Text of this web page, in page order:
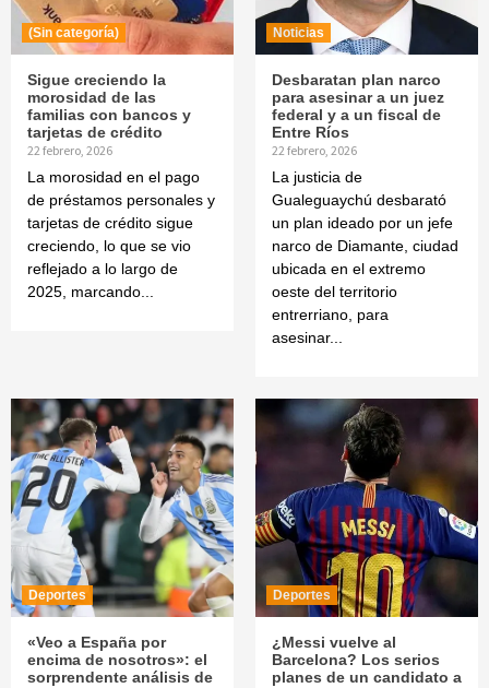
(Sin categoría)
Sigue creciendo la
morosidad de las
familias con bancos y
tarjetas de crédito
22 febrero, 2026
La morosidad en el pago
de préstamos personales y
tarjetas de crédito sigue
creciendo, lo que se vio
reflejado a lo largo de
2025, marcando...
Noticias
Desbaratan plan narco
para asesinar a un juez
federal y a un fiscal de
Entre Ríos
22 febrero, 2026
La justicia de
Gualeguaychú desbarató
un plan ideado por un jefe
narco de Diamante, ciudad
ubicada en el extremo
oeste del territorio
entrerriano, para
asesinar...
Deportes
«Veo a España por
encima de nosotros»: el
sorprendente análisis de
Deportes
¿Messi vuelve al
Barcelona? Los serios
planes de un candidato a